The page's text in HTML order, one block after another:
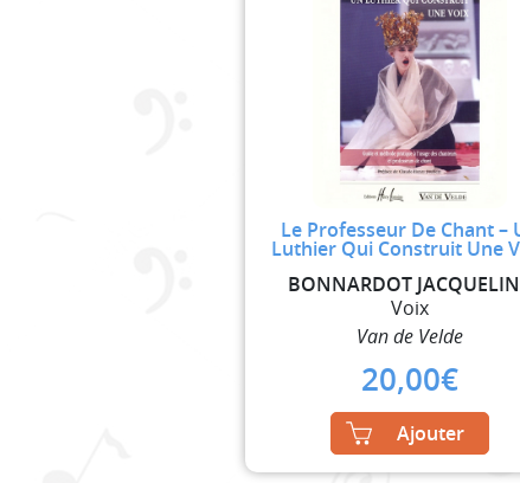
Le Professeur De Chant –
Luthier Qui Construit Une
BONNARDOT
Voix
Van de Velde
20,00€
Ajouter